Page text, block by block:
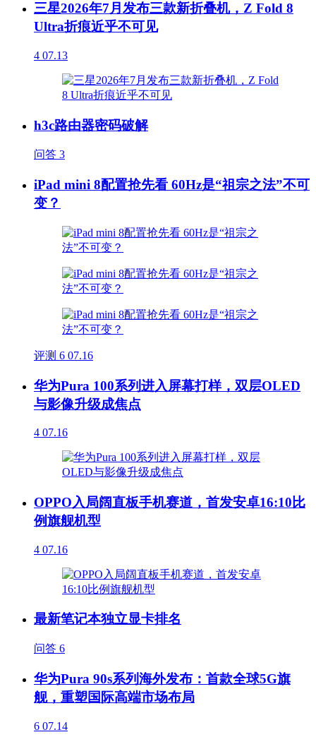
三星2026年7月发布三款新折叠机，Z Fold 8
Ultra折痕近乎不可见
4 07.13
h3c路由器密码破解
问答 3
iPad mini 8配置抢先看 60Hz是“祖宗之法”不可
变？
评测 6 07.16
华为Pura 100系列进入屏幕打样，双层OLED
与影像升级成焦点
4 07.16
OPPO入局阔直板手机赛道，首发安卓16:10比
例旗舰机型
4 07.16
最新笔记本独立显卡排名
问答 6
华为Pura 90s系列海外发布：首款全球5G旗
舰，重塑国际高端市场布局
6 07.14